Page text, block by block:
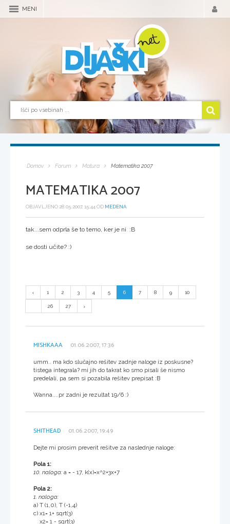
MENI
Domov Forum Matura Matematika 2007
MATEMATIKA 2007
OBJAVLJENO 28.05.2007, 15:44 OD MEDENA
tak...sem odprla še to temo, ker je ni :B
se dosti učite? :)
1 2 3 4 5 6 7 8 9 10
26 27
MISHKAAA 01.06.2007, 17:36
umm.. ma kdo slučajno rešitev zadnje naloge iz poskusne?
tistega integrala? mi jih do takrat ko smo pisali še nismo
predelali, pa sem si pozabila rešitev prepisat :B
Wanna....pr zadni je rezultat 19/6 :)
SHITHEAD 01.06.2007, 19:49
Dejte mi prosim preverit rešitve za naslednje naloge:
Pola 1:
10. naloga: a = - 17, k(x)=x^2+3x+7
Pola 2:
1. naloga:
a) T (1,0), T (-1,4)
c) x1= 1+ sqrt(3)
x2= 1 - sqrt(3)